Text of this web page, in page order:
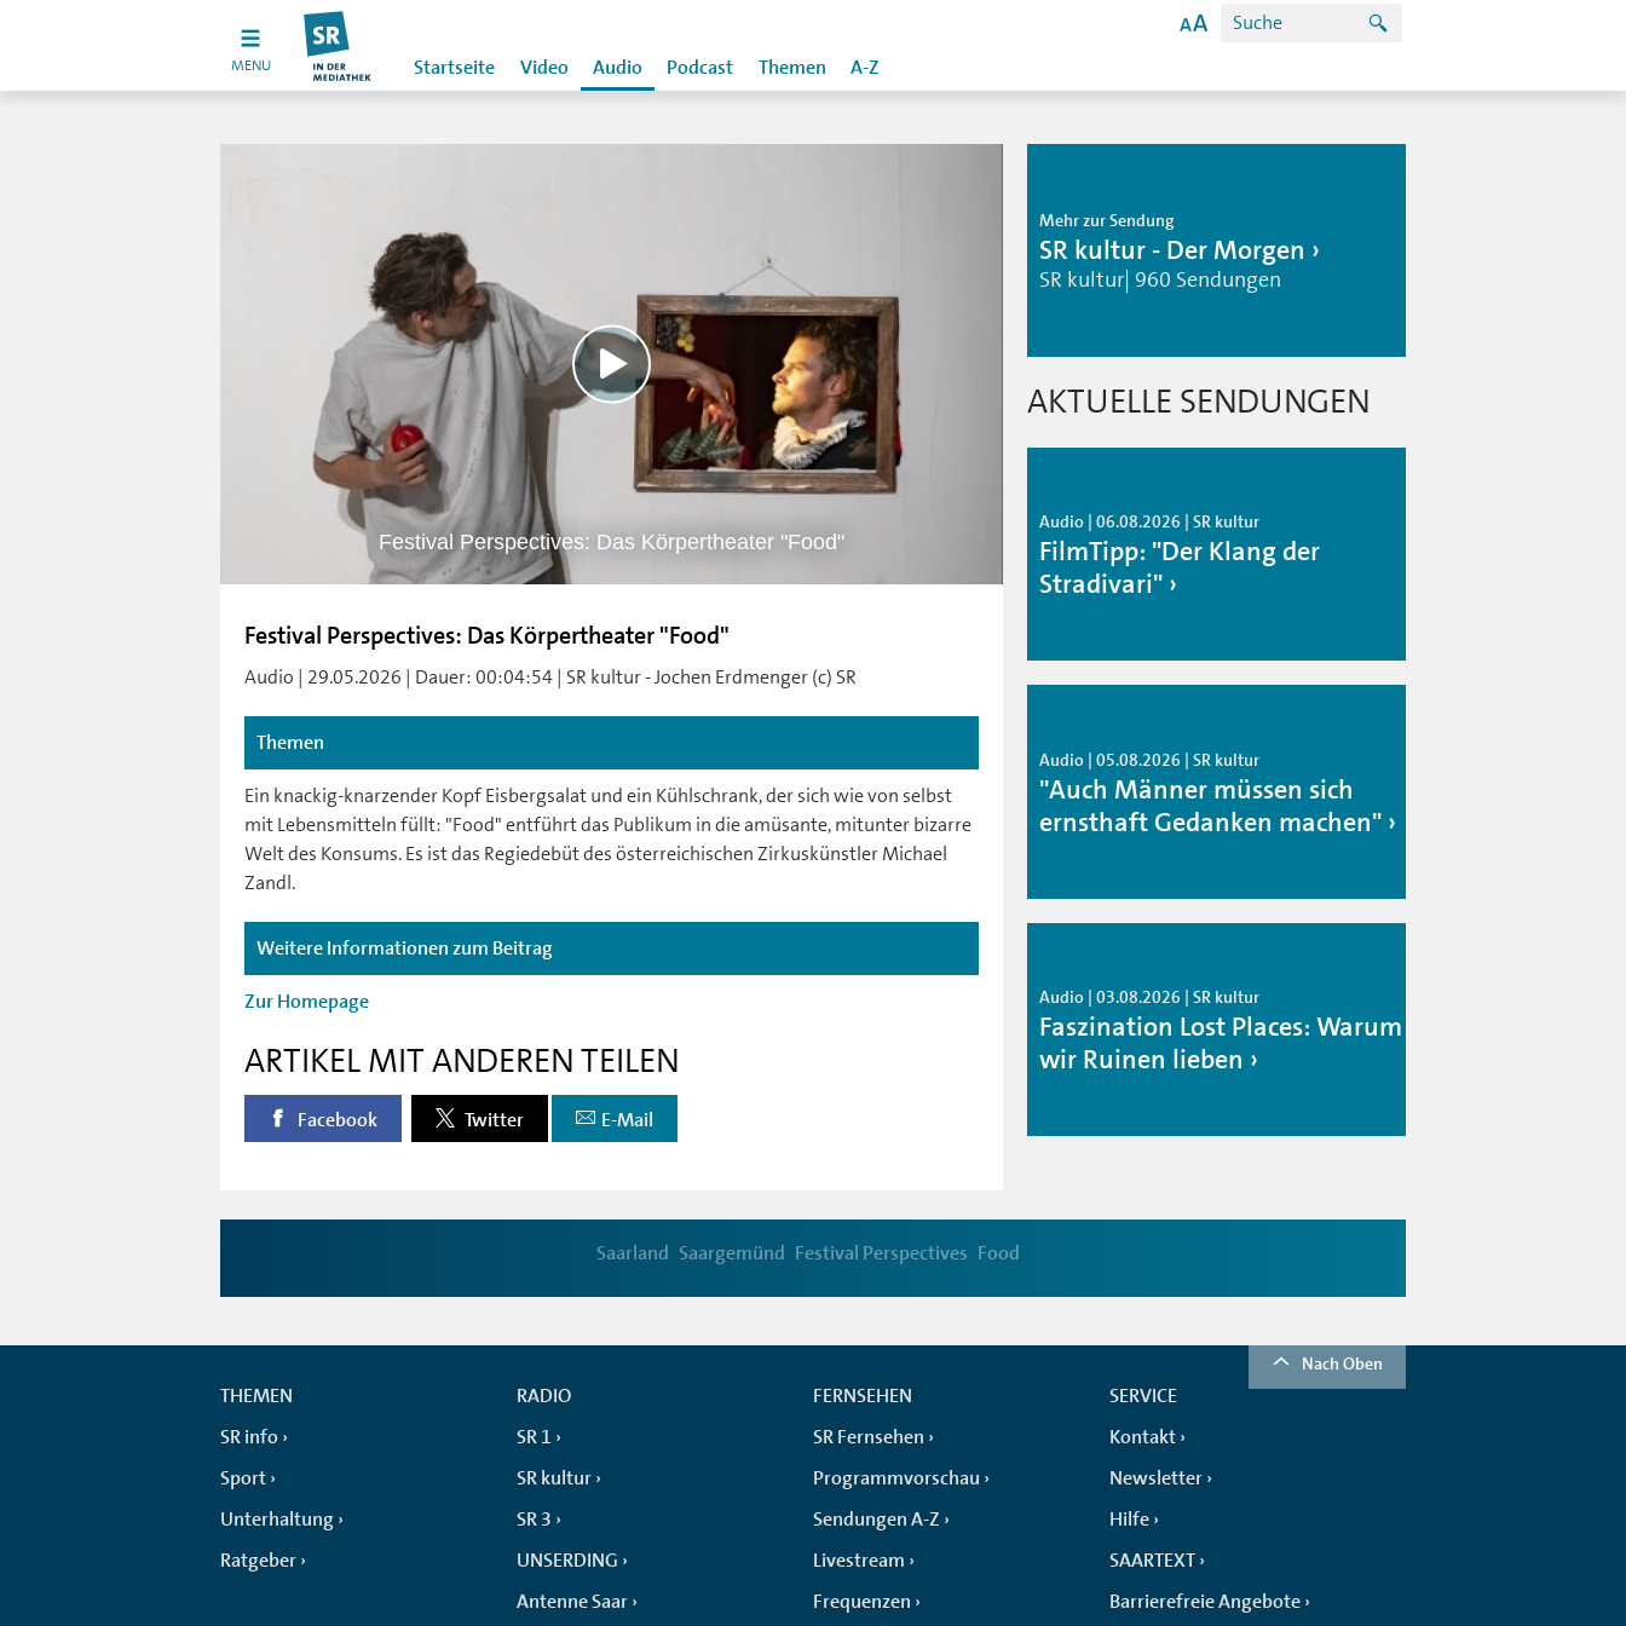
MENU Startseite Video Audio Podcast Themen A-Z
Festival Perspectives: Das Körpertheater "Food"
Festival Perspectives: Das Körpertheater "Food"
Audio | 29.05.2026 | Dauer: 00:04:54 | SR kultur - Jochen Erdmenger (c) SR
Themen
Ein knackig-knarzender Kopf Eisbergsalat und ein Kühlschrank, der sich wie von selbst
mit Lebensmitteln füllt: "Food" entführt das Publikum in die amüsante, mitunter bizarre
Welt des Konsums. Es ist das Regiedebüt des österreichischen Zirkuskünstler Michael
Zandl.
Weitere Informationen zum Beitrag
Zur Homepage
ARTIKEL MIT ANDEREN TEILEN
Facebook Twitter E-Mail
Mehr zur Sendung
SR kultur - Der Morgen
SR kultur| 960 Sendungen
AKTUELLE SENDUNGEN
Audio | 06.08.2026 | SR kultur
FilmTipp: "Der Klang der
Stradivari"
Audio | 05.08.2026 | SR kultur
"Auch Männer müssen sich
ernsthaft Gedanken machen"
Audio | 03.08.2026 | SR kultur
Faszination Lost Places: Warum
wir Ruinen lieben
Saarland Saargemünd Festival Perspectives Food
Nach Oben
THEMEN
SR info
Sport
Unterhaltung
Ratgeber
RADIO
SR 1
SR kultur
SR 3
UNSERDING
Antenne Saar
FERNSEHEN
SR Fernsehen
Programmvorschau
Sendungen A-Z
Livestream
Frequenzen
SERVICE
Kontakt
Newsletter
Hilfe
SAARTEXT
Barrierefreie Angebote